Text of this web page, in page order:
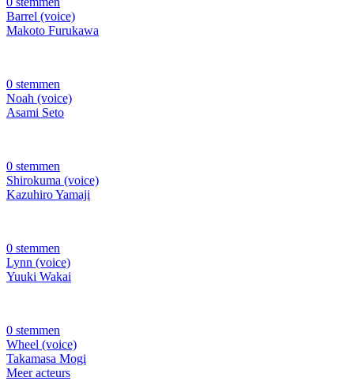
Barrel (voice)
Makoto Furukawa
0 stemmen
Noah (voice)
Asami Seto
0 stemmen
Shirokuma (voice)
Kazuhiro Yamaji
0 stemmen
Lynn (voice)
Yuuki Wakai
0 stemmen
Wheel (voice)
Takamasa Mogi
Meer acteurs